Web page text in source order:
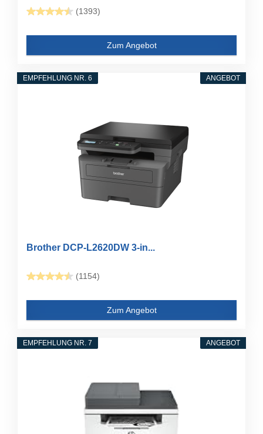
(1393)
Zum Angebot
ANGEBOT
EMPFEHLUNG NR. 6
Brother DCP-L2620DW 3-in...
(1154)
Zum Angebot
ANGEBOT
EMPFEHLUNG NR. 7